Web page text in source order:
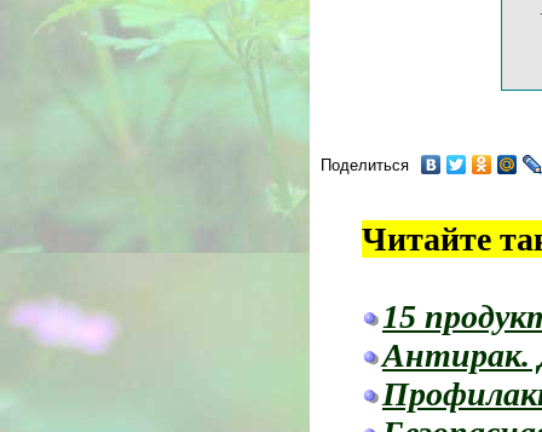
Поделиться
Читайте
15
Антирак.